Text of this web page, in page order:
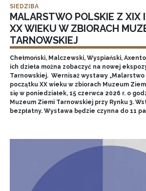
SIEDZIBA
MALARSTWO POLSKIE Z XIX
XX WIEKU W ZBIORACH
TARNOWSKIEJ
Chełmoński, Malczewski, Wyspiański,
ich dzieła można zobaczyć na nowej
Tarnowskiej. Wernisaż wystawy „Malarstwo
początku XX wieku w zbiorach Muzeum
się w poniedziałek, 15 czerwca 2026 r. o
Muzeum Ziemi Tarnowskiej przy Rynku 3.
bezpłatny. Wystawa będzie czynna do 11